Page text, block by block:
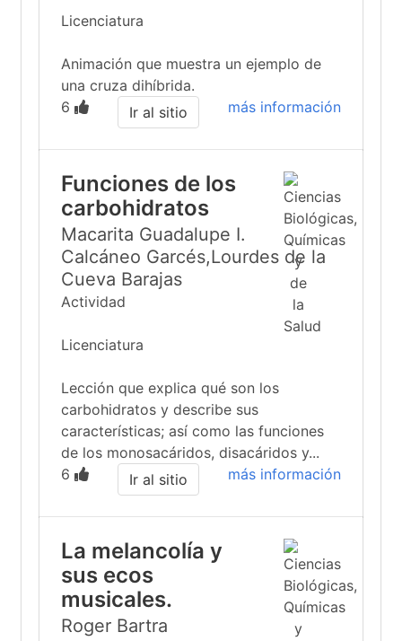
Licenciatura
Animación que muestra un ejemplo de
una cruza dihíbrida.
6
más información
Ir al sitio
Funciones de los
carbohidratos
Macarita Guadalupe I.
Calcáneo Garcés,Lourdes de la
Cueva Barajas
Actividad
Licenciatura
Lección que explica qué son los
carbohidratos y describe sus
características; así como las funciones
de los monosacáridos, disacáridos y...
6
más información
Ir al sitio
La melancolía y
sus ecos
musicales.
Roger Bartra